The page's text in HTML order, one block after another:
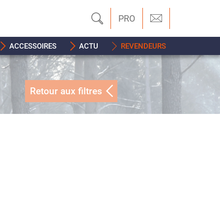
PRO
ACCESSOIRES ACTU REVENDEURS
Retour aux filtres